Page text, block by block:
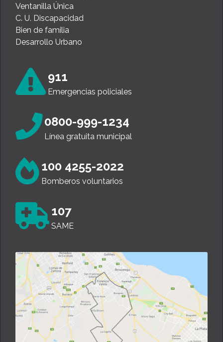
Ventanilla Única
C. U. Discapacidad
Bien de familia
Desarrollo Urbano
911
Emergencias policiales
0800-999-1234
Línea gratuita municipal
100 4255-2022
Bomberos voluntarios
107
SAME